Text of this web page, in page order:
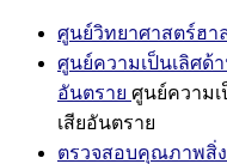
ศูนย์วิทยาศาสตร์ฮา
ศูนย์ความเป็นเลิศด้
อันตราย ศูนย์ความเ
เสียอันตราย
ตรวจสอบคุณภาพสิ่